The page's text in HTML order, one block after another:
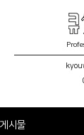
게시물